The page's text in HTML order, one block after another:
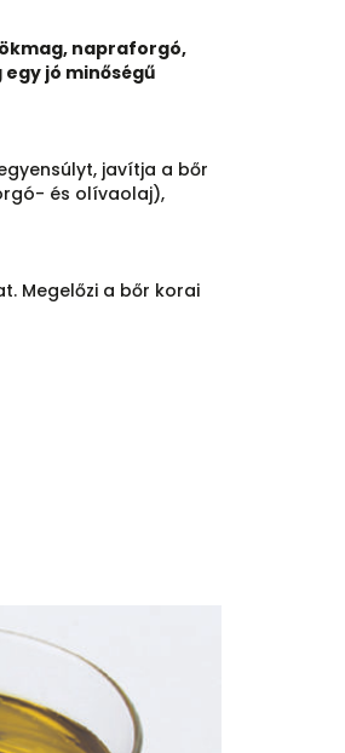
napraforgó,
jó minőségű
javítja a bőr
és olívaolaj),
Megelőzi a bőr korai